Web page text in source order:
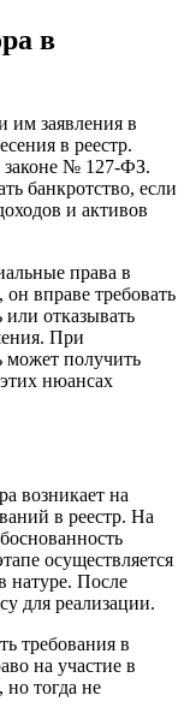
в
им заявления в
в реестр.
законе № 127-ФЗ.
банкротство, если
и активов
права в
вправе требовать
отказывать
При
может получить
нюансах
возникает на
в реестр. На
осуществляется
натуре. После
для реализации.
требования в
на участие в
но тогда не